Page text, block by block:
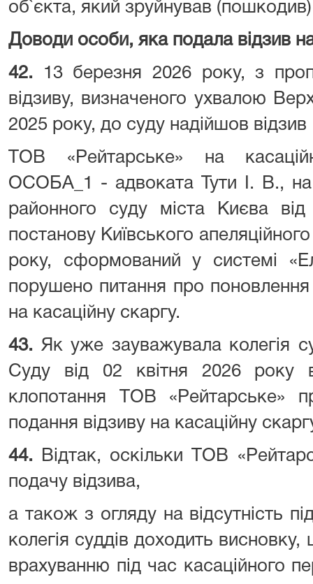
об`єкта, який зруйнував
Доводи особи, яка подала відзив
42. 13 березня 2026 року, з
відзиву, визначеного ухвалою
2025 року, до суду надійшов відзив
ТОВ «Рейтарське» на
ОСОБА_1 - адвоката Тути І. В., на
районного суду міста Києва
постанову Київського
року, сформований у системі
порушено питання про
на касаційну скаргу.
43. Як уже зауважувала колегія
Суду від 02 квітня 2026 року
клопотання ТОВ «Рейтарське»
подання відзиву на касаційну
44.
Відтак, оскільки ТОВ
подачу відзива,
а також з огляду на відсутність
колегія суддів доходить висновку,
врахуванню під час касаційного